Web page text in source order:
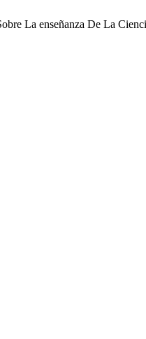
La enseñanza De La